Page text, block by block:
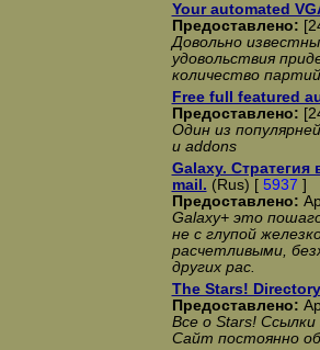
Your automated
Предоставлено:
Довольно
удовольствия
количество
Free full featured
Предоставлено:
Один из
и addons
Galaxy. Стратегия
mail. (Rus) [ 5937 ]
Предоставлено:
Galaxy+ это
не с глупой
расчетливыми,
других рас.
The Stars! Directory
Предоставлено:
Все о Stars!
Сайт постоянно